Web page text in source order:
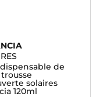
de
solaires
120ml